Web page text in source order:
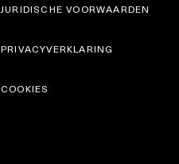
JURIDISCHE VOORWAARDEN
PRIVACYVERKLARING
COOKIES